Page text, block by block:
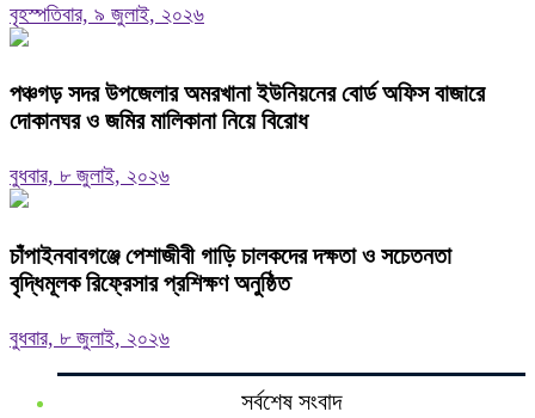
বৃহস্পতিবার, ৯ জুলাই, ২০২৬
পঞ্চগড় সদর উপজেলার অমরখানা ইউনিয়নের বোর্ড অফিস বাজারে
দোকানঘর ও জমির মালিকানা নিয়ে বিরোধ
বুধবার, ৮ জুলাই, ২০২৬
চাঁপাইনবাবগঞ্জে পেশাজীবী গাড়ি চালকদের দক্ষতা ও সচেতনতা
বৃদ্ধিমূলক রিফ্রেসার প্রশিক্ষণ অনুষ্ঠিত
বুধবার, ৮ জুলাই, ২০২৬
সর্বশেষ সংবাদ